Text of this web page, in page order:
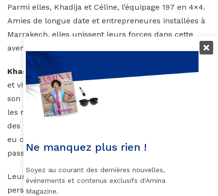
Parmi elles, Khadija et Céline, l’équipage 197 en 4×4.
Amies de longue date et entrepreneures installées à
Marrakech, elles unissent leurs forces dans cette
aventure autant sportive qu’humaine.
Khadija, 37 ans, née à Bastia, de parents marocains,
et vivant au Maroc depuis deux ans, n’en est pas à
son premier défi. Elle a gravi le Kilimandjaro, couru
les marathons de Paris et New York… mais le Rallye
des Gazelles, c’est une première. “C’est Céline qui a
eu cette idée”, confie-t-elle. “Elle partageait cette
passion avec son père, fan du Paris-Dakar.”
Leur motivation va bien au-delà de l’exploit
personnel. Après le séisme de septembre 2023 au
Ne manquez plus rien !
Soyez au courant des dernières nouvelles,
événements et contenus exclusifs d'Amina
Magazine.